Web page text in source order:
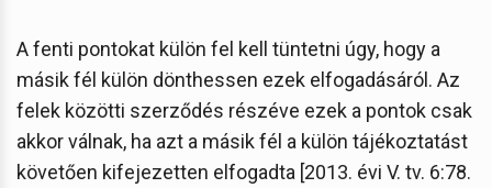
A fenti pontokat külön fel kell tüntetni úgy, hogy a
másik fél külön dönthessen ezek elfogadásáról. Az
felek közötti szerződés részéve ezek a pontok csak
akkor válnak, ha azt a másik fél a külön tájékoztatást
követően kifejezetten elfogadta [2013. évi V. tv. 6:78.